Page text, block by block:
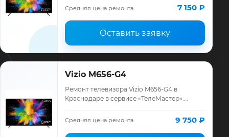
ремонта, запчасти и гарантия до 12
месяцев.
Средняя цена ремонта 7 150 ₽
Оставить заявку
Vizio M656-G4
Ремонт телевизора Vizio M656-G4 в
Краснодаре в сервисе «ТелеМастер»:
ремонта, запчасти и гарантия до 12
Средняя цена ремонта 9 750 ₽